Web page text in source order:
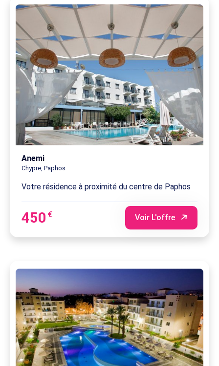
Anemi
Chypre, Paphos
Votre résidence à proximité du centre de Paphos
450 € Voir L'offre